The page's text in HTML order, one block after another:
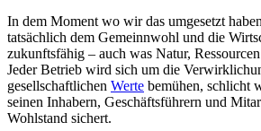
In dem Moment wo wir das umgesetzt
tatsächlich dem Gemeinnwohl und die
zukunftsfähig – auch was Natur,
Jeder Betrieb wird sich um die
gesellschaftlichen Werte bemühen, schlicht
seinen Inhabern, Geschäftsführern und
Wohlstand sichert.